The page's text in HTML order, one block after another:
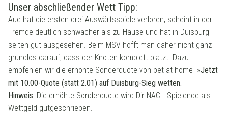
Unser abschließender Wett Tipp:
Aue hat die ersten drei Auswärtsspiele verloren, scheint in der
Fremde deutlich schwächer als zu Hause und hat in Duisburg
selten gut ausgesehen. Beim MSV hofft man daher nicht ganz
grundlos darauf, dass der Knoten komplett platzt. Dazu
empfehlen wir die erhöhte Sonderquote von bet-at-home »Jetzt
mit 10.00-Quote (statt 2.01) auf Duisburg-Sieg wetten.
Hinweis: Die erhöhte Sonderquote wird Dir NACH Spielende als
Wettgeld gutgeschrieben.